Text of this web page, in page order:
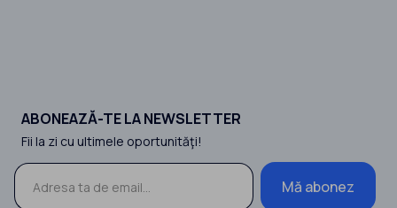
ABONEAZĂ-TE LA NEWSLETTER
Fii la zi cu ultimele oportunităţi!
Mă abonez